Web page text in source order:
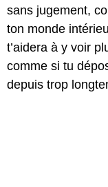
sans jugement,
ton monde
t’aidera à y voir
comme si tu
depuis trop